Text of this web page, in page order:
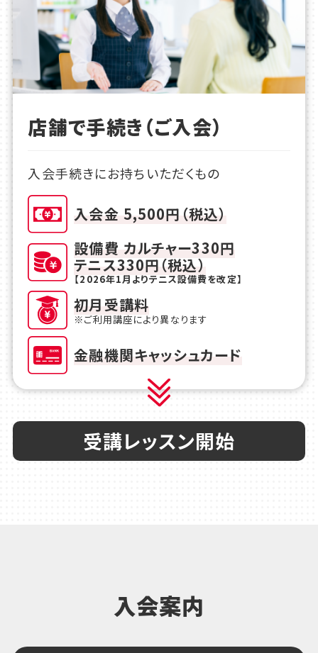
店舗で手続き（ご入会）
入会手続きにお持ちいただくもの
入会金 5,500円（税込）
設備費 カルチャー330円
テニス330円（税込）
【2026年1月よりテニス設備費を改定】
初月受講料
※ご利用講座により異なります
金融機関キャッシュカード
受講レッスン開始
入会案内